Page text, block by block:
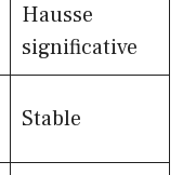
Hausse
significative
Stable